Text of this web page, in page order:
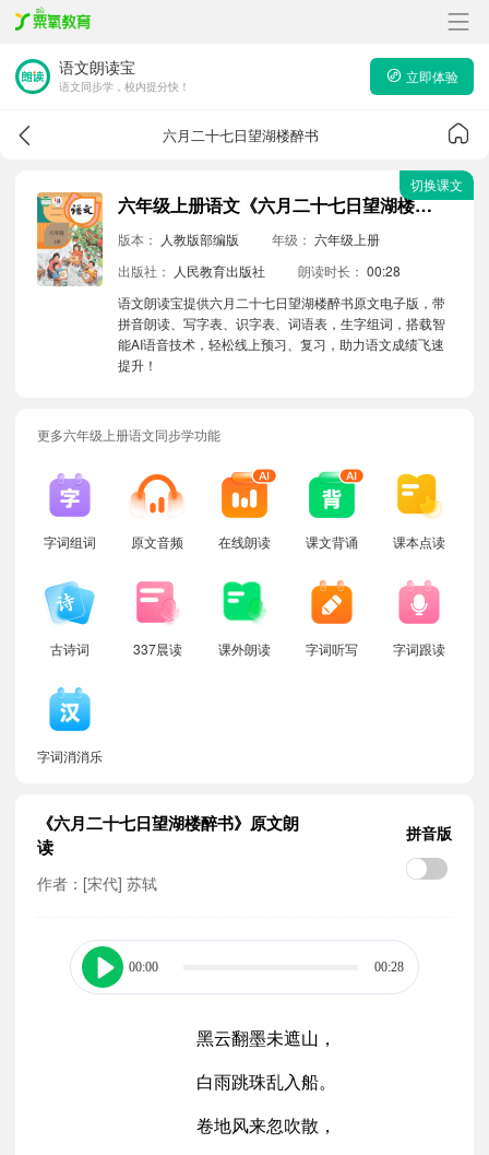
语文朗读宝
语文同步学，校内提分快！
立即体验
六月二十七日望湖楼醉书
六年级上册语文《六月二十七日望湖楼醉书》原文电子版带拼音朗读音频
版本： 人教版部编版 年级： 六年级上册
出版社：
人民教育出版社 朗读时长： 00:28
语文朗读宝提供六月二十七日望湖楼醉书原文电子版，带
拼音朗读、写字表、识字表、词语表，生字组词，搭载智
能AI语音技术，轻松线上预习、复习，助力语文成绩飞速
提升！
切换课文
更多六年级上册语文同步学功能
字词组词 原文音频 在线朗读 课文背诵 课本点读
古诗词 337晨读 课外朗读 字词听写 字词跟读
字词消消乐
《六月二十七日望湖楼醉书》原文朗
读
作者：[宋代] 苏轼
拼音版
00:00 00:28
黑云翻墨未遮山，
白雨跳珠乱入船。
卷地风来忽吹散，